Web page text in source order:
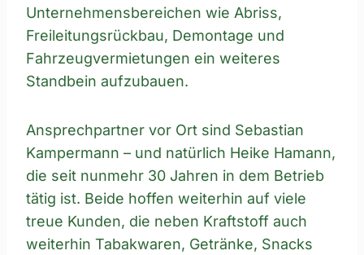
Unternehmensbereichen wie Abriss,
Freileitungsrückbau, Demontage und
Fahrzeugvermietungen ein weiteres
Standbein aufzubauen.
Ansprechpartner vor Ort sind Sebastian
Kampermann – und natürlich Heike Hamann,
die seit nunmehr 30 Jahren in dem Betrieb
tätig ist. Beide hoffen weiterhin auf viele
treue Kunden, die neben Kraftstoff auch
weiterhin Tabakwaren, Getränke, Snacks